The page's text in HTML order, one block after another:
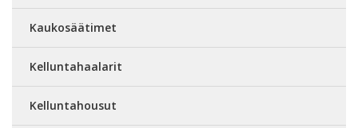
Kaukosäätimet
Kelluntahaalarit
Kelluntahousut